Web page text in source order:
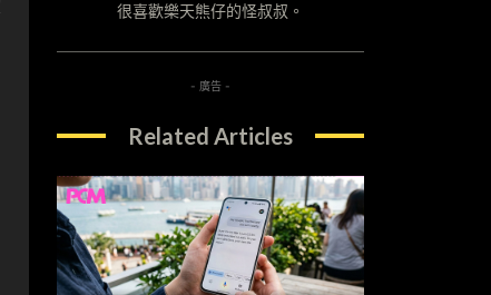
很喜歡樂天熊仔的怪叔叔。
- 廣告 -
Related Articles